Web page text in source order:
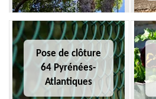
Pose de clôture
64 Pyrénées-
Atlantiques